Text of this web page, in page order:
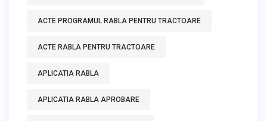
ACTE PROGRAMUL RABLA PENTRU TRACTOARE
ACTE RABLA PENTRU TRACTOARE
APLICATIA RABLA
APLICATIA RABLA APROBARE